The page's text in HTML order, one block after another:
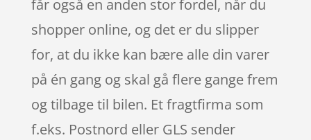
får også en anden stor fordel, når du
shopper online, og det er du slipper
for, at du ikke kan bære alle din varer
på én gang og skal gå flere gange frem
og tilbage til bilen. Et fragtfirma som
f.eks. Postnord eller GLS sender